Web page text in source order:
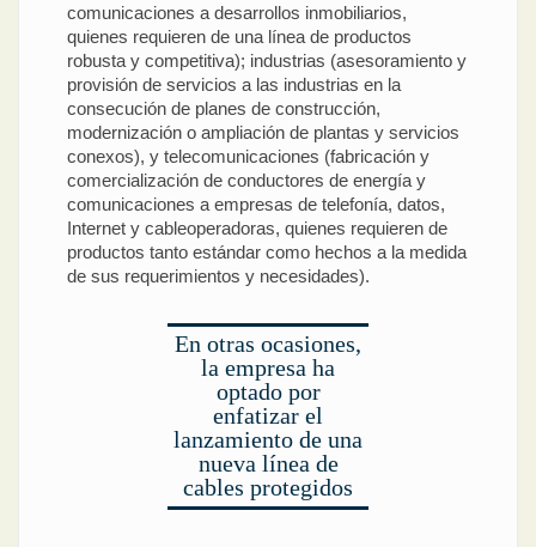
comunicaciones a desarrollos inmobiliarios,
quienes requieren de una línea de productos
robusta y competitiva); industrias (asesoramiento y
provisión de servicios a las industrias en la
consecución de planes de construcción,
modernización o ampliación de plantas y servicios
conexos), y telecomunicaciones (fabricación y
comercialización de conductores de energía y
comunicaciones a empresas de telefonía, datos,
Internet y cableoperadoras, quienes requieren de
productos tanto estándar como hechos a la medida
de sus requerimientos y necesidades).
En otras ocasiones,
la empresa ha
optado por
enfatizar el
lanzamiento de una
nueva línea de
cables protegidos